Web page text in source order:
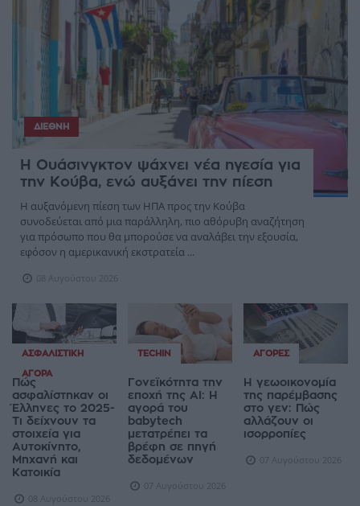
ΔΙΕΘΝΉ
Η Ουάσινγκτον ψάχνει νέα ηγεσία για
την Κούβα, ενώ αυξάνει την πίεση
Η αυξανόμενη πίεση των ΗΠΑ προς την Κούβα
συνοδεύεται από μια παράλληλη, πιο αθόρυβη αναζήτηση
για πρόσωπο που θα μπορούσε να αναλάβει την εξουσία,
εφόσον η αμερικανική εκστρατεία ...
08 Αυγούστου 2026
ΑΣΦΑΛΙΣΤΙΚΉ
ΑΓΟΡΆ
Πώς
ασφαλίστηκαν οι
Έλληνες το 2025-
Τι δείχνουν τα
στοιχεία για
Αυτοκίνητο,
Μηχανή και
Κατοικία
08 Αυγούστου 2026
TECHIN
Γονεϊκότητα την
εποχή της AI: Η
αγορά του
babytech
μετατρέπει τα
βρέφη σε πηγή
δεδομένων
07 Αυγούστου 2026
ΑΓΟΡΈΣ
Η γεωοικονομία
της παρέμβασης
στο γεν: Πώς
αλλάζουν οι
ισορροπίες
07 Αυγούστου 2026